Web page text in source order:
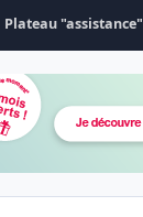
Plateau "assistance"